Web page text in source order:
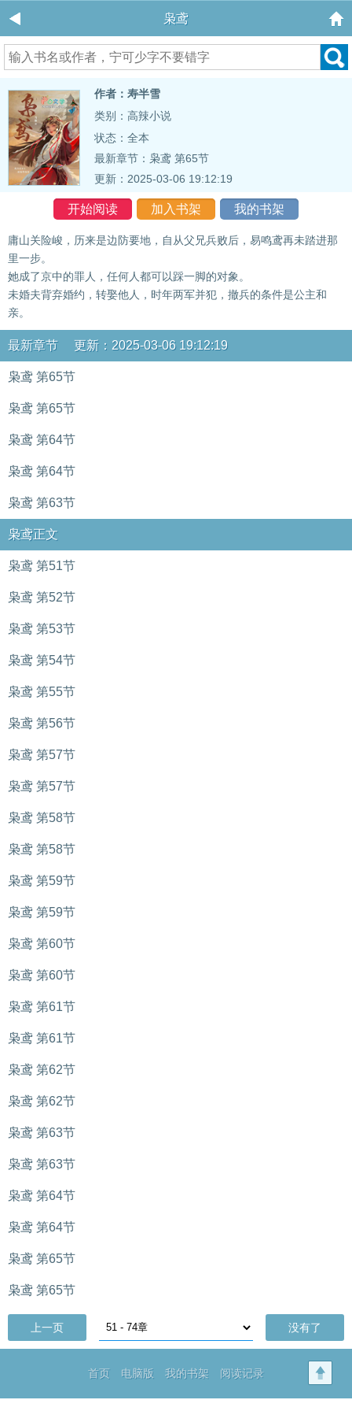
枭鸢
作者：寿半雪
类别：高辣小说
状态：全本
最新章节： 枭鸢 第65节
更新：2025-03-06 19:12:19
开始阅读 加入书架 我的书架
庸山关险峻，历来是边防要地，自从父兄兵败后，易鸣鸢再未踏进那
里一步。
她成了京中的罪人，任何人都可以踩一脚的对象。
未婚夫背弃婚约，转娶他人，时年两军并犯，撤兵的条件是公主和
亲。
最新章节 更新：2025-03-06 19:12:19
枭鸢 第65节
枭鸢 第65节
枭鸢 第64节
枭鸢 第64节
枭鸢 第63节
枭鸢正文
枭鸢 第51节
枭鸢 第52节
枭鸢 第53节
枭鸢 第54节
枭鸢 第55节
枭鸢 第56节
枭鸢 第57节
枭鸢 第57节
枭鸢 第58节
枭鸢 第58节
枭鸢 第59节
枭鸢 第59节
枭鸢 第60节
枭鸢 第60节
枭鸢 第61节
枭鸢 第61节
枭鸢 第62节
枭鸢 第62节
枭鸢 第63节
枭鸢 第63节
枭鸢 第64节
枭鸢 第64节
枭鸢 第65节
枭鸢 第65节
上一页 没有了
首页 电脑版 我的书架 阅读记录